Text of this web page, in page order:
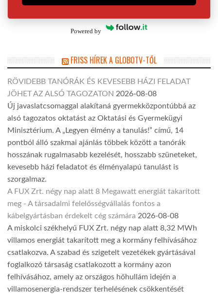
Powered by
FRISS HÍREK A GLOBOTV-TŐL
RÖVIDEBB TANÓRÁK ÉS KEVESEBB HÁZI FELADAT
JÖHET AZ ALSÓ TAGOZATON 2026-08-08
Új javaslatcsomaggal alakítaná gyermekközpontúbbá az
alsó tagozatos oktatást az Oktatási és Gyermekügyi
Minisztérium. A „Legyen élmény a tanulás!” című, 14
pontból álló szakmai ajánlás többek között a tanórák
hosszának rugalmasabb kezelését, hosszabb szüneteket,
kevesebb házi feladatot és élményalapú tanulást is
szorgalmaz.
A FUX Zrt. négy nap alatt 8 Megawatt energiát takarított
meg - A társadalmi felelősségvállalás fontos a
kábelgyártásban érdekelt cég számára 2026-08-08
A miskolci székhelyű FUX Zrt. négy nap alatt 8,32 MWh
villamos energiát takarított meg a kormány felhívásához
csatlakozva. A szabad és szigetelt vezetékek gyártásával
foglalkozó társaság csatlakozott a kormány azon
felhívásához, amely az országos hőhullám idején a
villamosenergia-rendszer terhelésének csökkentését